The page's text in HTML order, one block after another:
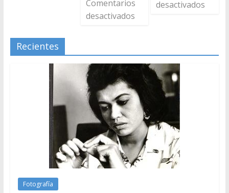
Comentarios
desactivados
desactivados
Recientes
Fotografía